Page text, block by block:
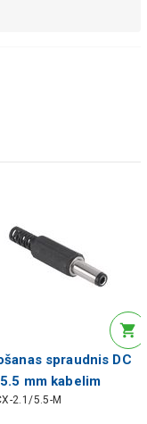
spraudnis DC
mm kabelim
2.1/5.5-M